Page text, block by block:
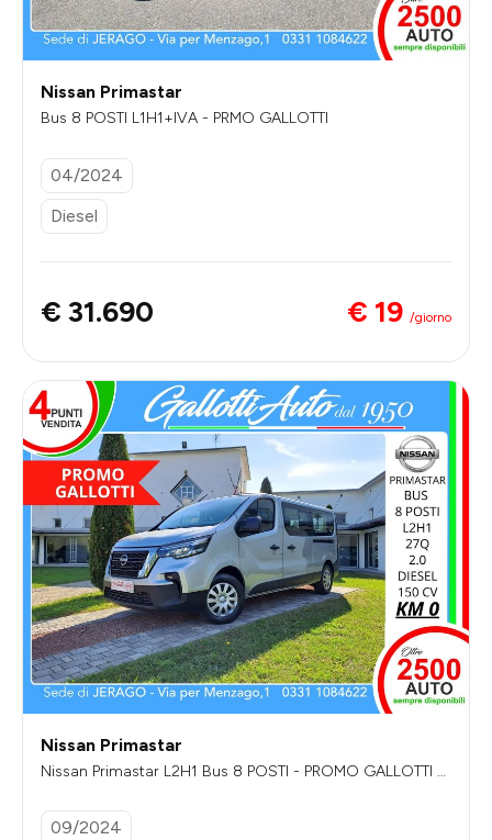
Nissan Primastar
Bus 8 POSTI L1H1+IVA - PRMO GALLOTTI
04/2024
Diesel
€ 31.690 € 19 /giorno
Nissan Primastar
Nissan Primastar L2H1 Bus 8 POSTI - PROMO GALLOTTI - I
09/2024